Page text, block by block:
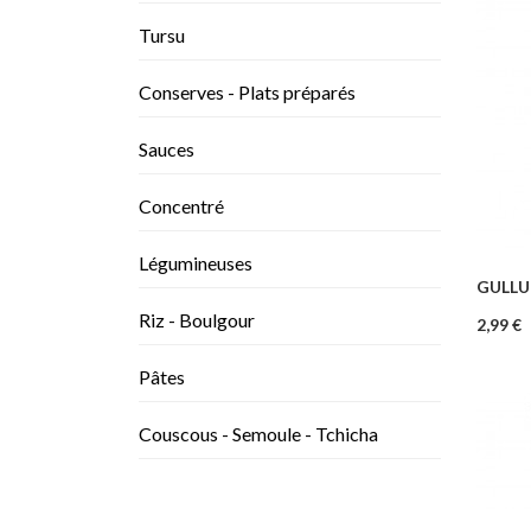
Tursu
Conserves - Plats préparés
Sauces
Concentré
Légumineuses
Riz - Boulgour
Pâtes
Couscous - Semoule - Tchicha
Prix
2,99 €
–